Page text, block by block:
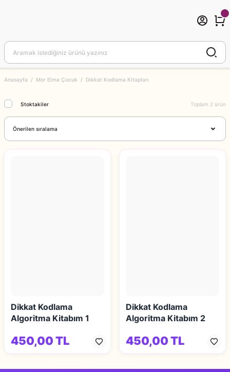
Anasayfa Mor Elma Çocuk Dikkat Kodlama Kitapları
Stoktakiler Toplam 2 ürün
Dikkat Kodlama
Algoritma Kitabım 1
450,00 TL
Dikkat Kodlama
Algoritma Kitabım 2
450,00 TL